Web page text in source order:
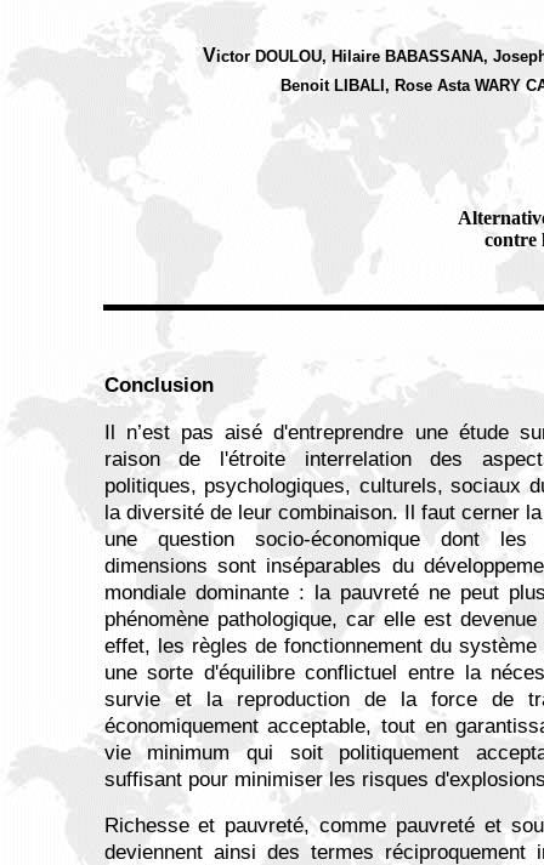
Victor DOULOU, Hilaire BABASSANA,
Benoit LIBALI, Rose Asta WARY
contre
Conclusion
Il n’est pas aisé d'entreprendre une étude
raison de l'étroite interrelation des
politiques, psychologiques, culturels, sociaux
la diversité de leur combinaison. Il faut cerner
une question socio-économique dont
dimensions sont inséparables du
mondiale dominante : la pauvreté ne peut
phénomène pathologique, car elle est
effet, les règles de fonctionnement du système
une sorte d'équilibre conflictuel entre la
survie et la reproduction de la force de
économiquement acceptable, tout en
vie minimum qui soit politiquement
suffisant pour minimiser les risques
Richesse et pauvreté, comme pauvreté et
deviennent ainsi des termes réciproquement